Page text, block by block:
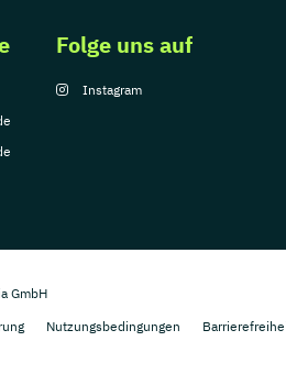
Folge uns auf
Instagram
GmbH
Nutzungsbedingungen